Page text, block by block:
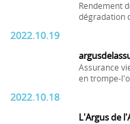
Rendement
dégradation
2022.10.19
Assurance
en trompe-
2022.10.18
L'Argus de